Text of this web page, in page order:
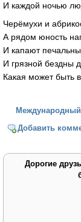
И каждой ночью
Черёмухи и
А рядом юность
И капают
И грязной бездны
Какая может быть
Добавить
Дорогие